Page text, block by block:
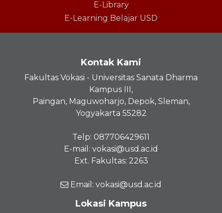
E-Library
E-Learning Belajar USD
Kontak Kami
Fakultas Vokasi - Universitas Sanata Dharma
Kampus III,
Paingan, Maguwoharjo, Depok, Sleman,
Yogyakarta 55282
Telp: 087706429611
E-mail: vokasi@usd.ac.id
Ext. Fakultas: 2263
Email: vokasi@usd.ac.id
Lokasi Kampus